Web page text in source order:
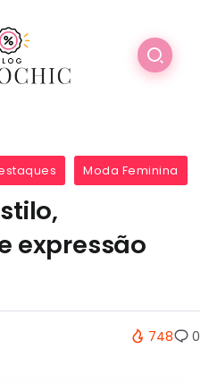
Moda Feminina
expressão
748 0